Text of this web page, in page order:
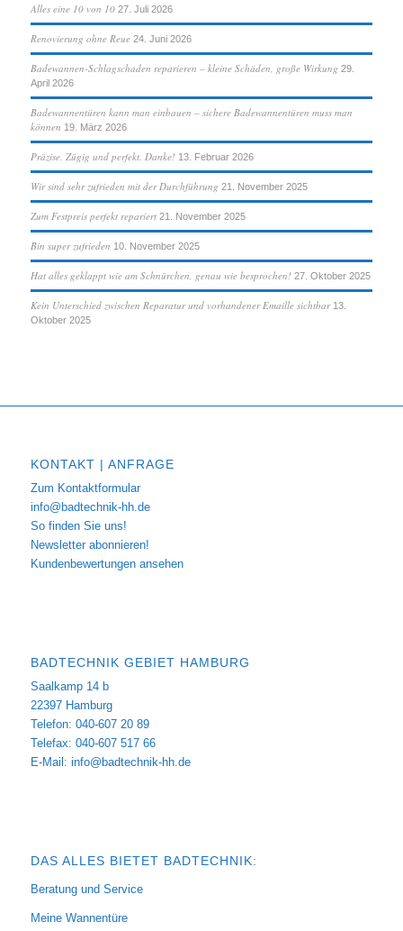
Alles eine 10 von 10 27. Juli 2026
Renovierung ohne Reue 24. Juni 2026
Badewannen-Schlagschaden reparieren – kleine Schäden, große Wirkung 29.
April 2026
Badewannentüren kann man einbauen – sichere Badewannentüren muss man
können 19. März 2026
Präzise. Zügig und perfekt. Danke! 13. Februar 2026
Wir sind sehr zufrieden mit der Durchführung 21. November 2025
Zum Festpreis perfekt repariert 21. November 2025
Bin super zufrieden 10. November 2025
Hat alles geklappt wie am Schnürchen, genau wie besprochen! 27. Oktober 2025
Kein Unterschied zwischen Reparatur und vorhandener Emaille sichtbar 13.
Oktober 2025
KONTAKT | ANFRAGE
Zum Kontaktformular
info@badtechnik-hh.de
So finden Sie uns!
Newsletter abonnieren!
Kundenbewertungen ansehen
BADTECHNIK GEBIET HAMBURG
Saalkamp 14 b
22397 Hamburg
Telefon: 040-607 20 89
Telefax: 040-607 517 66
E-Mail: info@badtechnik-hh.de
DAS ALLES BIETET BADTECHNIK:
Beratung und Service
Meine Wannentüre